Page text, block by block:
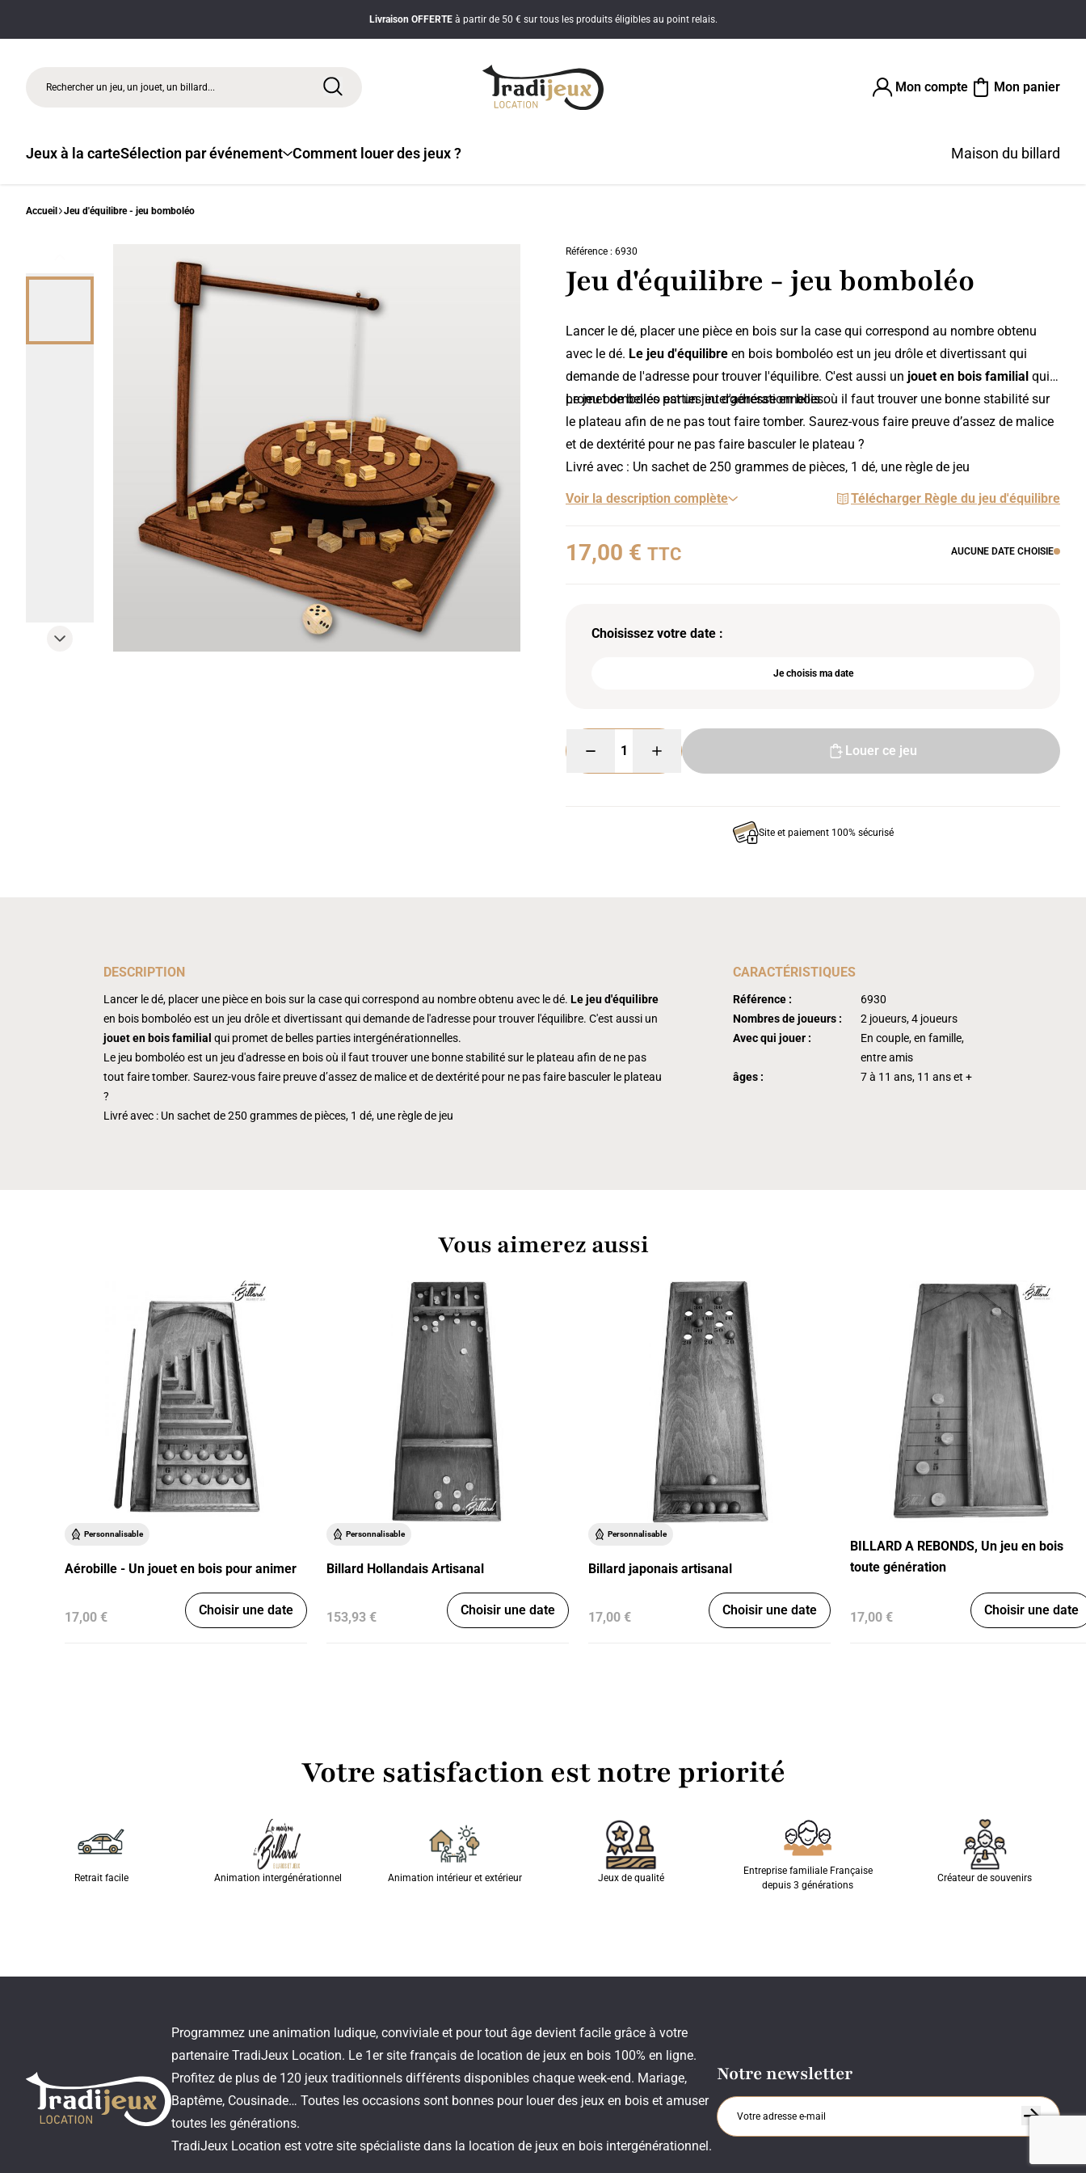
Livraison OFFERTEà partir de 50 € sur tous les produits éligibles au point relais.
Rechercher un jeu, un jouet, un billard... Mon compte Mon panier
Jeux à la carteSélection par événement Comment louer des jeux ? Maison du billard
Accueil Jeu d'équilibre - jeu bomboléo
Référence : 6930
Jeu d'équilibre - jeu bomboléo
Lancer le dé, placer une pièce en bois sur la case qui correspond au nombre obtenu
avec le dé. Le jeu d'équilibre en bois bomboléo est un jeu drôle et divertissant qui
demande de l'adresse pour trouver l'équilibre. C'est aussi un jouet en bois familial qui
promet de belles parties intergénérationnelles.
Le jeu bomboléo est un jeu d'adresse en bois où il faut trouver une bonne stabilité sur
le plateau afin de ne pas tout faire tomber. Saurez-vous faire preuve d’assez de malice
et de dextérité pour ne pas faire basculer le plateau ?
Livré avec : Un sachet de 250 grammes de pièces, 1 dé, une règle de jeu
Voir la description complète Télécharger Règle du jeu d'équilibre
17,00 € TTC AUCUNE DATE CHOISIE
Choisissez votre date :
Je choisis ma date
Louer ce jeu
Site et paiement 100% sécurisé
DESCRIPTION
Lancer le dé, placer une pièce en bois sur la case qui correspond au nombre obtenu avec le dé. Le jeu d'équilibre
en bois bomboléo est un jeu drôle et divertissant qui demande de l'adresse pour trouver l'équilibre. C'est aussi un
jouet en bois familial qui promet de belles parties intergénérationnelles.
Le jeu bomboléo est un jeu d'adresse en bois où il faut trouver une bonne stabilité sur le plateau afin de ne pas
tout faire tomber. Saurez-vous faire preuve d’assez de malice et de dextérité pour ne pas faire basculer le plateau
?
Livré avec : Un sachet de 250 grammes de pièces, 1 dé, une règle de jeu
CARACTÉRISTIQUES
Référence :
6930
Nombres de joueurs :
2 joueurs, 4 joueurs
Avec qui jouer :
En couple, en famille,
entre amis
âges :
7 à 11 ans, 11 ans et +
Vous aimerez aussi
Personnalisable
Aérobille - Un jouet en bois pour animer
17,00 € Choisir une date
Personnalisable
Billard Hollandais Artisanal
153,93 € Choisir une date
Personnalisable
Billard japonais artisanal
17,00 € Choisir une date
BILLARD A REBONDS, Un jeu en bois
toute génération
17,00 € Choisir une date
Votre satisfaction est notre priorité
Retrait facile Animation intergénérationnel Animation intérieur et extérieur Jeux de qualité
Entreprise familiale Française
depuis 3 générations
Créateur de souvenirs
Programmez une animation ludique, conviviale et pour tout âge devient facile grâce à votre
partenaire TradiJeux Location. Le 1er site français de location de jeux en bois 100% en ligne.
Profitez de plus de 120 jeux traditionnels différents disponibles chaque week-end. Mariage,
Baptême, Cousinade… Toutes les occasions sont bonnes pour louer des jeux en bois et amuser
toutes les générations.
TradiJeux Location est votre site spécialiste dans la location de jeux en bois intergénérationnel.
Notre newsletter